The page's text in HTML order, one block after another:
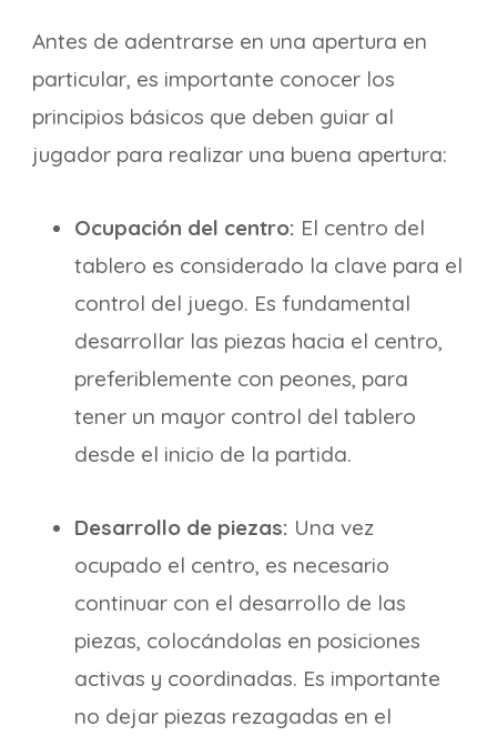
Antes de adentrarse en una apertura en
particular, es importante conocer los
principios básicos que deben guiar al
jugador para realizar una buena apertura:
Ocupación del centro: El centro del
tablero es considerado la clave para el
control del juego. Es fundamental
desarrollar las piezas hacia el centro,
preferiblemente con peones, para
tener un mayor control del tablero
desde el inicio de la partida.
Desarrollo de piezas: Una vez
ocupado el centro, es necesario
continuar con el desarrollo de las
piezas, colocándolas en posiciones
activas y coordinadas. Es importante
no dejar piezas rezagadas en el